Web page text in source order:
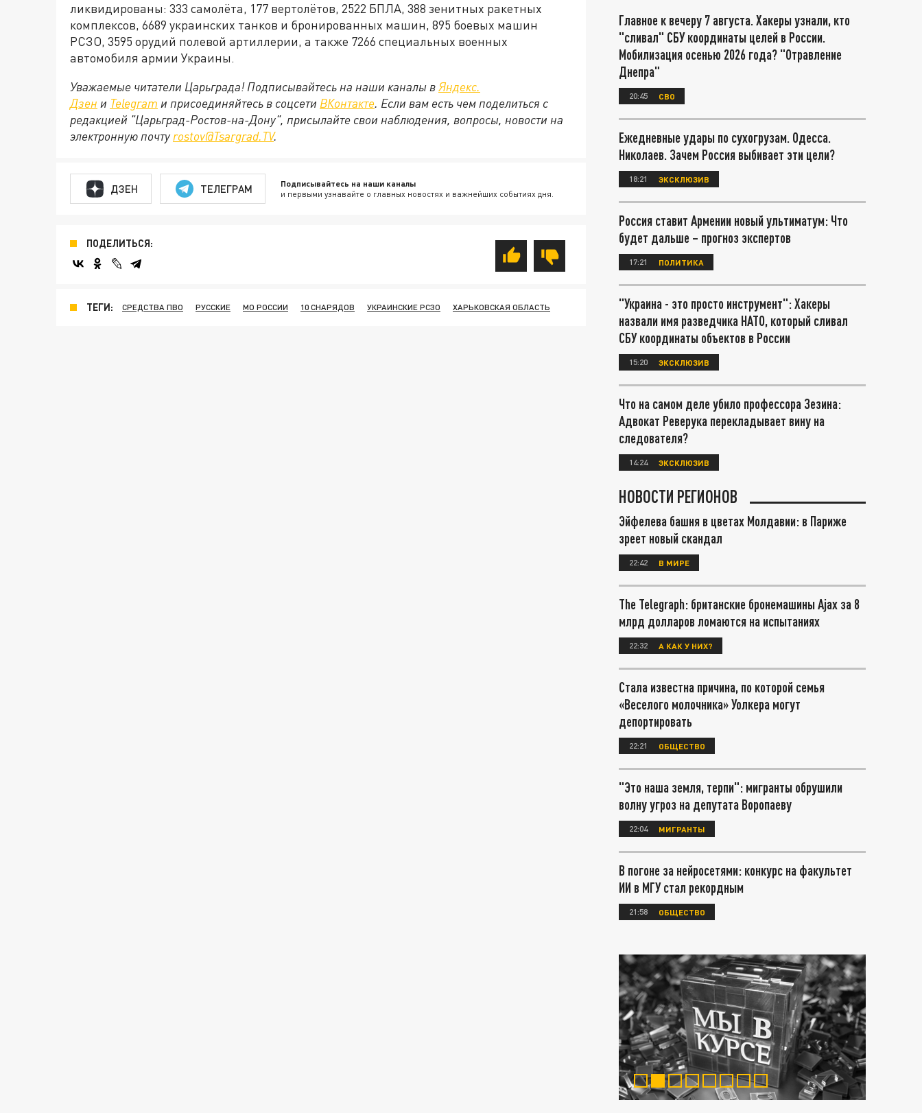
ликвидированы: 333 самолёта, 177 вертолётов, 2522 БПЛА, 388 зенитных ракетных
комплексов, 6689 украинских танков и бронированных машин, 895 боевых машин
РСЗО, 3595 орудий полевой артиллерии, а также 7266 специальных военных
автомобиля армии Украины.
Уважаемые читатели Царьграда! Подписывайтесь на наши каналы вЯндекс.
Дзен и Telegram и присоединяйтесь в соцсети ВКонтакте. Если вам есть чем поделиться с
редакцией "Царьград-Ростов-на-Дону", присылайте свои наблюдения, вопросы, новости на
электронную почту rostov@Tsargrad.ТV.
ДЗЕН ТЕЛЕГРАМ Подписывайтесь на наши каналы
и первыми узнавайте о главных новостях и важнейших событиях дня.
ПОДЕЛИТЬСЯ:
ТЕГИ: СРЕДСТВА ПВО РУССКИЕ МО РОССИИ 10 СНАРЯДОВ УКРАИНСКИЕ РСЗО ХАРЬКОВСКАЯ ОБЛАСТЬ
Главное к вечеру 7 августа. Хакеры узнали, кто
"сливал" СБУ координаты целей в России.
Мобилизация осенью 2026 года? "Отравление
Днепра"
20:45 СВО
Ежедневные удары по сухогрузам. Одесса.
Николаев. Зачем Россия выбивает эти цели?
18:21 ЭКСКЛЮЗИВ
Россия ставит Армении новый ультиматум: Что
будет дальше – прогноз экспертов
17:21 ПОЛИТИКА
"Украина - это просто инструмент": Хакеры
назвали имя разведчика НАТО, который сливал
СБУ координаты объектов в России
15:20 ЭКСКЛЮЗИВ
Что на самом деле убило профессора Зезина:
Адвокат Реверука перекладывает вину на
следователя?
14:24 ЭКСКЛЮЗИВ
НОВОСТИ РЕГИОНОВ
Эйфелева башня в цветах Молдавии: в Париже
зреет новый скандал
22:42 В МИРЕ
The Telegraph: британские бронемашины Ajax за 8
млрд долларов ломаются на испытаниях
22:32 А КАК У НИХ?
Стала известна причина, по которой семья
«Веселого молочника» Уолкера могут
депортировать
22:21 ОБЩЕСТВО
"Это наша земля, терпи": мигранты обрушили
волну угроз на депутата Воропаеву
22:04 МИГРАНТЫ
В погоне за нейросетями: конкурс на факультет
ИИ в МГУ стал рекордным
21:58 ОБЩЕСТВО